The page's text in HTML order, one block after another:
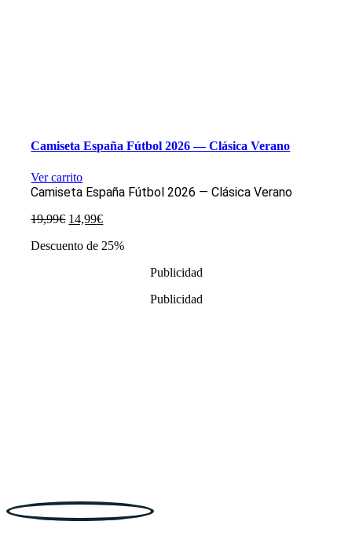
Camiseta España Fútbol 2026 — Clásica Verano
Ver carrito
Camiseta España Fútbol 2026 — Clásica Verano
19,99€ El
original
14,99€El
actual
Descuento de 25%
Publicidad
Publicidad